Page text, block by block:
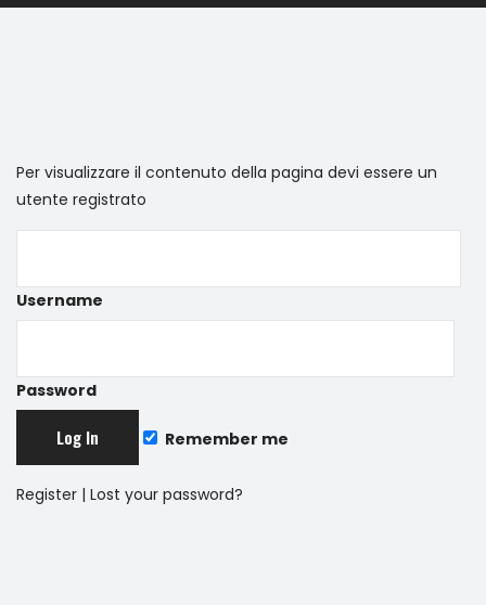
Per visualizzare il contenuto della pagina devi essere un
utente registrato
Username
Password
Remember me
Register | Lost your password?